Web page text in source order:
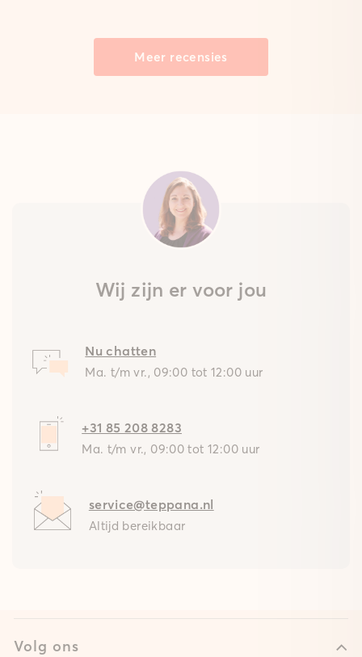
Meer recensies
Wij zijn er voor jou
Nu chatten
Ma. t/m vr., 09:00 tot 12:00 uur
+31 85 208 8283
Ma. t/m vr., 09:00 tot 12:00 uur
service@teppana.nl
Altijd bereikbaar
Volg ons